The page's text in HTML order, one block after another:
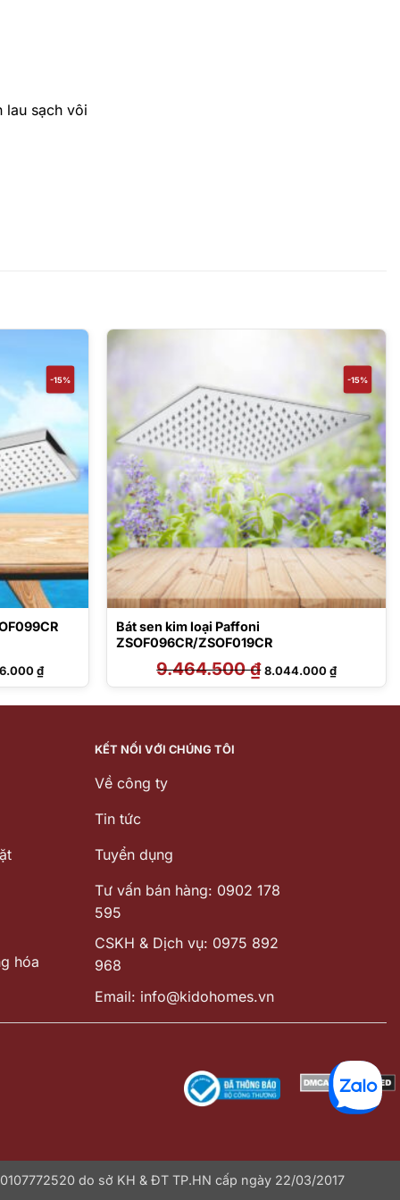
lau sạch vôi
-15%
₫Giá
hiện
tại
15.836.000 ₫.
-15%
Bát sen kim loại Paffoni
ZSOF096CR/ZSOF019CR
9.464.500₫ Giá
gốc
là:
8.044.000₫Giá
hiện
tại
8.044.000
hóa
KẾT NỐI VỚI CHÚNG TÔI
Về công ty
Tin tức
Tuyển dụng
Tư vấn bán hàng: 0902 178
595
CSKH & Dịch vụ: 0975 892
968
Email: info@kidohomes.vn
do sở KH & ĐT TP.HN cấp ngày 22/03/2017